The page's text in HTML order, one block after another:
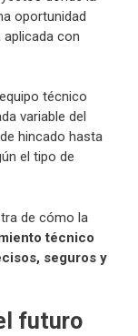
oportunidad
con
técnico
variable del
hincado hasta
el tipo de
de cómo la
técnico
seguros y
futuro